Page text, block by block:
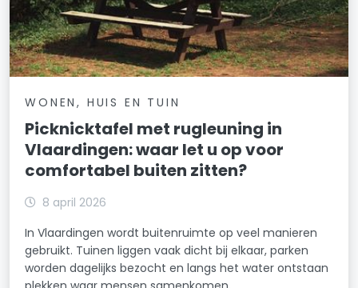
WONEN, HUIS EN TUIN
Picknicktafel met rugleuning in
Vlaardingen: waar let u op voor
comfortabel buiten zitten?
8 april 2026
In Vlaardingen wordt buitenruimte op veel manieren
gebruikt. Tuinen liggen vaak dicht bij elkaar, parken
worden dagelijks bezocht en langs het water ontstaan